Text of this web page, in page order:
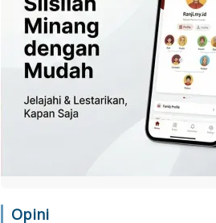
Opini